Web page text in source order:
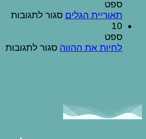
אישי
האישי
ספט
תאוריית הגלים סגור לתגובותעל
10
ספט
לחיות את ההווה סגור לתגובותעל